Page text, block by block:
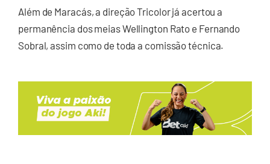
Além de Maracás, a direção Tricolor já acertou a
permanência dos meias Wellington Rato e Fernando
Sobral, assim como de toda a comissão técnica.